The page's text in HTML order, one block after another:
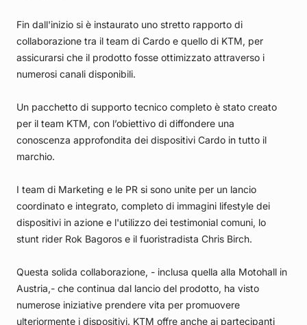
Fin dall'inizio si è instaurato uno stretto rapporto di
collaborazione tra il team di Cardo e quello di KTM, per
assicurarsi che il prodotto fosse ottimizzato attraverso i
numerosi canali disponibili.
Un pacchetto di supporto tecnico completo è stato creato
per il team KTM, con l’obiettivo di diffondere una
conoscenza approfondita dei dispositivi Cardo in tutto il
marchio.
I team di Marketing e le PR si sono unite per un lancio
coordinato e integrato, completo di immagini lifestyle dei
dispositivi in azione e l'utilizzo dei testimonial comuni, lo
stunt rider Rok Bagoros e il fuoristradista Chris Birch.
Questa solida collaborazione, - inclusa quella alla Motohall in
Austria,- che continua dal lancio del prodotto, ha visto
numerose iniziative prendere vita per promuovere
ulteriormente i dispositivi. KTM offre anche ai partecipanti